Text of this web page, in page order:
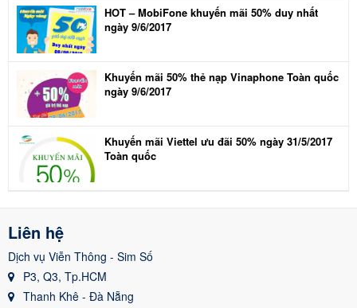
HOT – MobiFone khuyến mãi 50% duy nhất
ngày 9/6/2017
Khuyến mãi 50% thẻ nạp Vinaphone Toàn quốc
ngày 9/6/2017
Khuyến mãi Viettel ưu đãi 50% ngày 31/5/2017
Toàn quốc
Liên hệ
Dịch vụ Viễn Thông - Sim Số
P3, Q3, Tp.HCM
Thanh Khê - Đà Nẵng